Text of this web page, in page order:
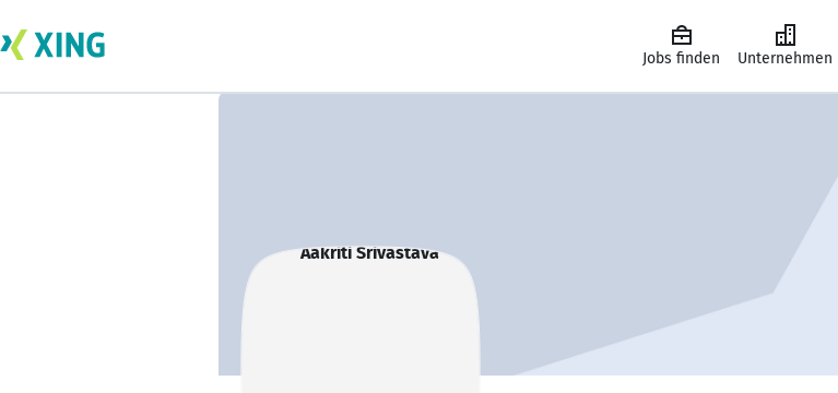
Jobs finden Unternehmen